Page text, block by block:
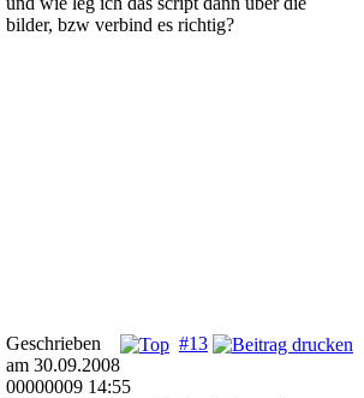
bilder, bzw verbind es richtig?
#13
Geschrieben
am 30.09.2008
00000009 14:55